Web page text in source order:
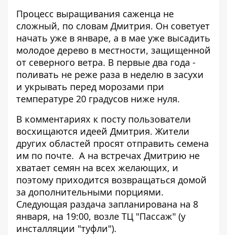
Процесс выращивания саженца не
сложный, по словам Дмитрия. Он советует
начать уже в январе, а в мае уже высадить
молодое дерево в местности, защищенной
от северного ветра. В первые два года -
поливать не реже раза в неделю в засухи
и укрывать перед морозами при
температуре 20 градусов ниже нуля.
В комментариях к посту пользователи
восхищаются идеей Дмитрия. Жители
других областей просят отправить семена
им по почте. А на встречах Дмитрию не
хватает семян на всех желающих, и
поэтому приходится возвращаться домой
за дополнительными порциями.
Следующая раздача запланирована на 8
января, на 19:00, возле ТЦ "Пассаж" (у
инсталляции "туфли").